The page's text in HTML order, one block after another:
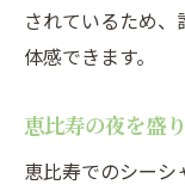
されているため
体感できます。
恵比寿の夜を盛
恵比寿でのシー